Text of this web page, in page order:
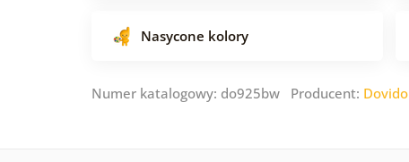
Nasycone kolory
Numer katalogowy: do925bw Producent: Dovido